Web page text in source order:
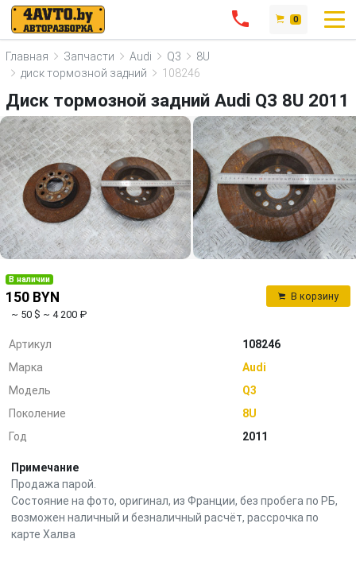
0
Главная Запчасти Audi Q3
8U
диск тормозной задний
108246
Диск тормозной задний Audi Q3 8U 2011
В наличии
150 BYN
~ 50 $ ~ 4 200 ₽
В корзину
Артикул
108246
Марка
Audi
Модель
Q3
Поколение
8U
Год
2011
Примечание
Продажа парой.
Состояние на фото, оригинал, из Франции, без пробега по РБ,
возможен наличный и безналичный расчёт, рассрочка по
карте Халва